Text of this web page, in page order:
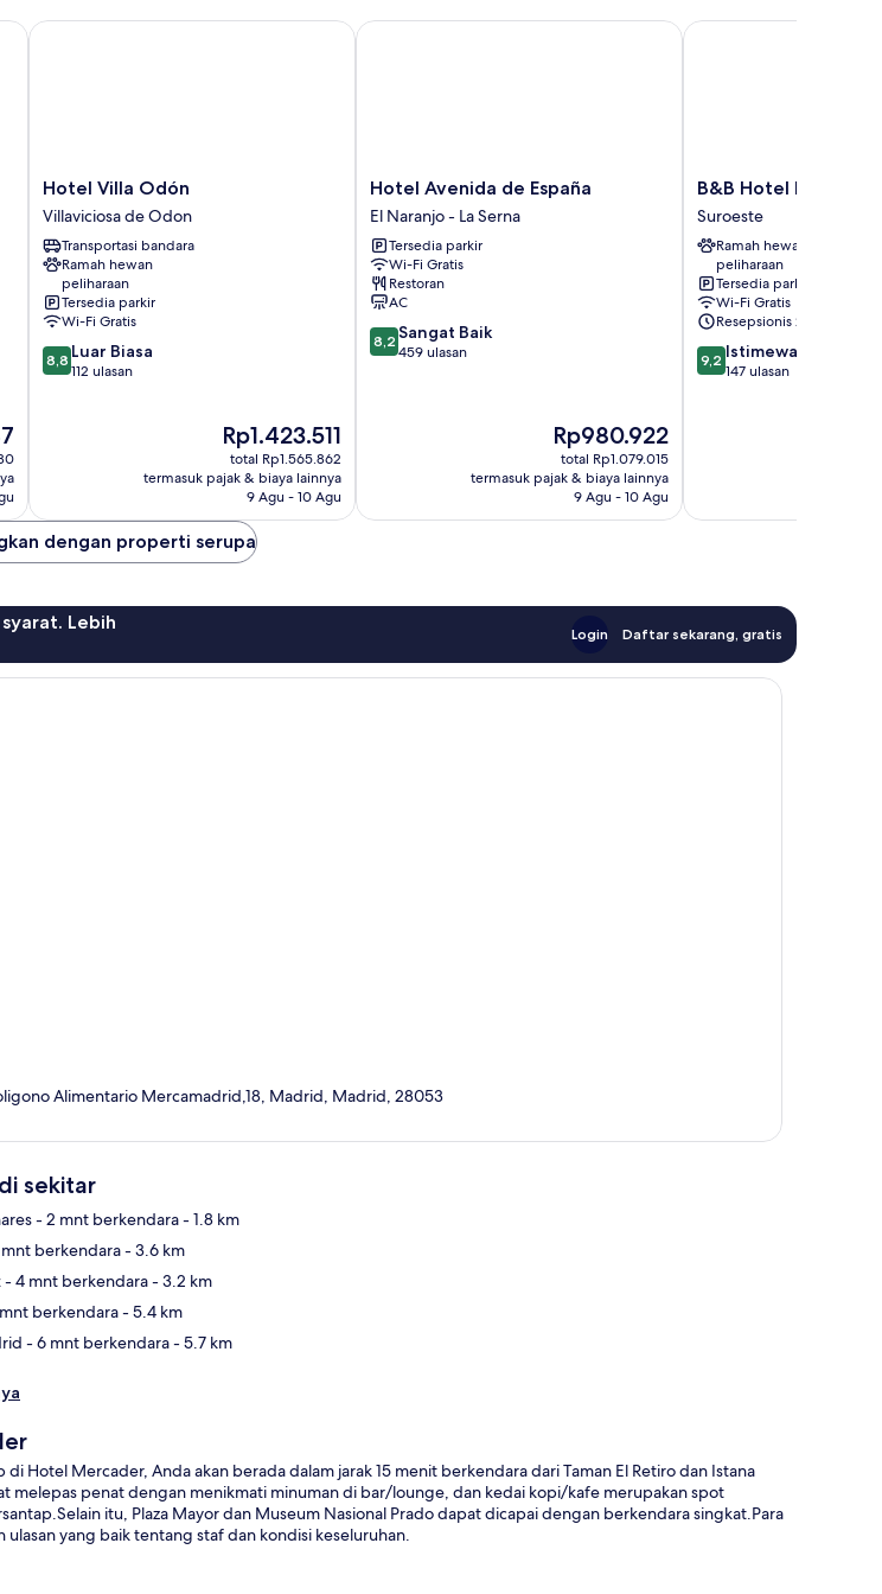
Hotel
Villa
Odón
Villaviciosa
de
Odon
Hotel Villa Odón
Villaviciosa de Odon
Transportasi bandara
Ramah hewan
peliharaan
Tersedia parkir
Wi-Fi Gratis
8.8
dari
8,8 Luar Biasa
112 ulasan
Harga
sekarang
Rp1.423.511
Rp1.423.511
total Rp1.565.862
termasuk pajak & biaya lainnya
9 Agu - 10 Agu
Hotel Villa Odón
Hotel
Avenida
de
España
El
Naranjo
-
La
Serna
Hotel Avenida de España
El Naranjo - La Serna
Tersedia parkir
Wi-Fi Gratis
Restoran
AC
8.2
dari
8,2 Sangat Baik
459 ulasan
Harga
sekarang
Rp980.922
Rp980.922
total Rp1.079.015
termasuk pajak & biaya lainnya
9 Agu - 10 Agu
Hotel Avenida de España
B&B
Hotel
Madrid
Alcorcón
Suroeste
B&B Hotel Madrid
Suroeste
Ramah hewan
peliharaan
Tersedia parkir
Wi-Fi Gratis
Resepsionis 24/7
9.2
dari
9,2 Istimewa
147 ulasan
B&B Hotel Madrid
dengan properti serupa
Lebih
Login Daftar sekarang, gratis
Alimentario Mercamadrid,18, Madrid, Madrid, 28053
sekitar
- 2 mnt berkendara- 1.8 km
berkendara- 3.6 km
- 4 mnt berkendara- 3.2 km
berkendara- 5.4 km
- 6 mnt berkendara- 5.7 km
di Hotel Mercader, Anda akan berada dalam jarak 15 menit berkendara dari Taman El Retiro dan Istana
melepas penat dengan menikmati minuman di bar/lounge, dan kedai kopi/kafe merupakan spot
itu, Plaza Mayor dan Museum Nasional Prado dapat dicapai dengan berkendara singkat.Para
yang baik tentang staf dan kondisi keseluruhan.